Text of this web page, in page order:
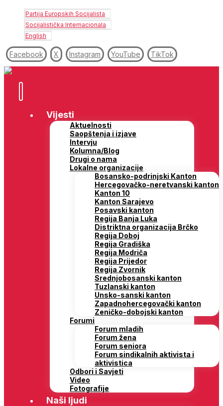
Partija Europskih Socijalista
Socijalistička Internacionala
English
Facebook X Instagram YouTube TikTok
Vijesti
Aktuelnosti
Saopštenja i izjave
Intervju
Kolumna/Blog
Drugi o nama
Lokalne organizacije
Bosansko-podrinjski Kanton
Hercegovačko-neretvanski kanton
Kanton 10
Kanton Sarajevo
Posavski kanton
Regija Banja Luka
Distriktna organizacija Brčko
Regija Doboj
Regija Gradiška
Regija Modriča
Regija Prijedor
Regija Zvornik
Srednjobosanski kanton
Tuzlanski kanton
Unsko-sanski kanton
Zapadnohercegovački kanton
Zeničko-dobojski kanton
Forumi
Forum mladih
Forum žena
Forum seniora
Forum sindikalnih aktivista i
aktivistica
Odbori i Savjeti
Video
Fotografije
Naši ljudi